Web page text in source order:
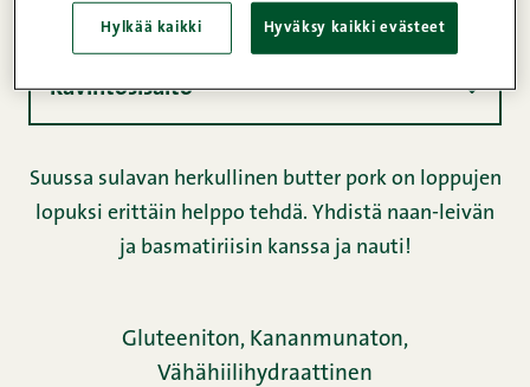
Ravintosisältö
Suussa sulavan herkullinen butter pork on loppujen
lopuksi erittäin helppo tehdä. Yhdistä naan-leivän
ja basmatiriisin kanssa ja nauti!
Gluteeniton, Kananmunaton,
Vähähiilihydraattinen
Hylkää kaikki Hyväksy kaikki evästeet